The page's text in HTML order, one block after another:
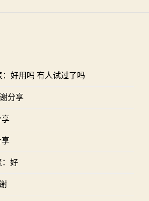
好用吗 有人试过了吗
分享
享
享
：好